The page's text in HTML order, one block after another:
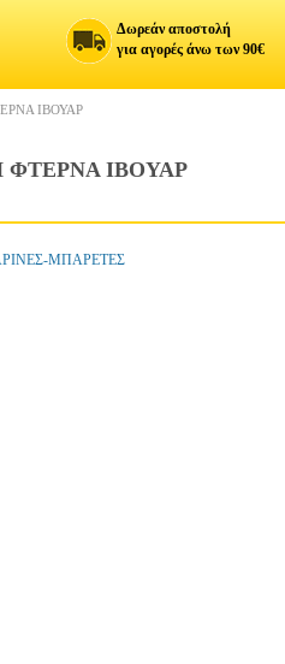
Δωρεάν αποστολή
για αγορές άνω των 90€
ΙΒΟΥΑΡ
ΦΤΕΡΝΑ ΙΒΟΥΑΡ
ΜΠΑΡΕΤΕΣ